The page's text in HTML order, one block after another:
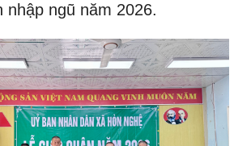
nhập ngũ năm 2026.